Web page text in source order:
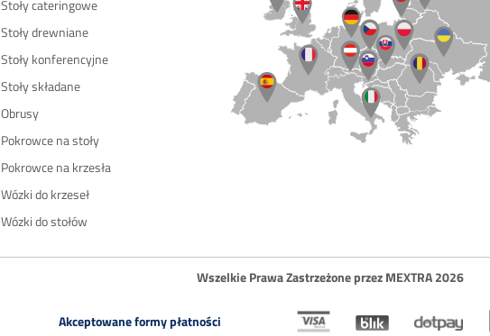
Stoły cateringowe
Stoły drewniane
Stoły konferencyjne
Stoły składane
Obrusy
Pokrowce na stoły
Pokrowce na krzesła
Wózki do krzeseł
Wózki do stołów
Wszelkie Prawa Zastrzeżone przez MEXTRA 2026
Akceptowane formy płatności